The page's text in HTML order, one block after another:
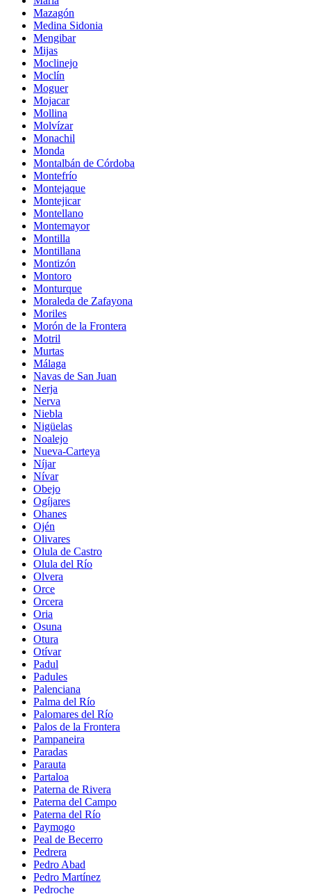
Mazagón
Medina Sidonia
Mengibar
Mijas
Moclinejo
Moclín
Moguer
Mojacar
Mollina
Molvízar
Monachil
Monda
Montalbán de Córdoba
Montefrío
Montejaque
Montejicar
Montellano
Montemayor
Montilla
Montillana
Montizón
Montoro
Monturque
Moraleda de Zafayona
Moriles
Morón de la Frontera
Motril
Murtas
Málaga
Navas de San Juan
Nerja
Nerva
Niebla
Nigüelas
Noalejo
Nueva-Carteya
Níjar
Nívar
Obejo
Ogíjares
Ohanes
Ojén
Olivares
Olula de Castro
Olula del Río
Olvera
Orce
Orcera
Oria
Osuna
Otura
Otívar
Padul
Padules
Palenciana
Palma del Río
Palomares del Río
Palos de la Frontera
Pampaneira
Paradas
Parauta
Partaloa
Paterna de Rivera
Paterna del Campo
Paterna del Río
Paymogo
Peal de Becerro
Pedrera
Pedro Abad
Pedro Martínez
Pedroche